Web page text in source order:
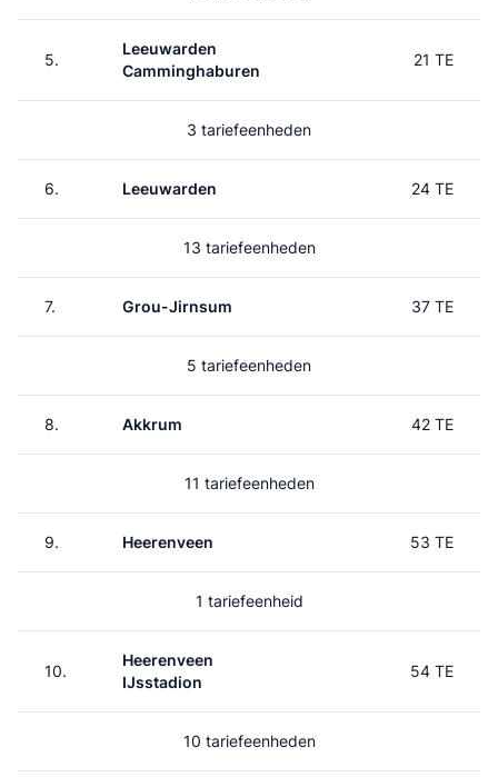
5.
Leeuwarden
Camminghaburen
21 TE
3 tariefeenheden
6. Leeuwarden 24 TE
13 tariefeenheden
7. Grou-Jirnsum 37 TE
5 tariefeenheden
8. Akkrum 42 TE
11 tariefeenheden
9. Heerenveen 53 TE
1 tariefeenheid
10.
Heerenveen
IJsstadion
54 TE
10 tariefeenheden